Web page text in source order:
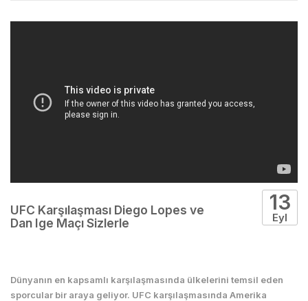
UFC Karşılaşması Diego Lopes ve
Dan Ige Maçı Sizlerle
13
Eyl
Dünyanın en kapsamlı karşılaşmasında ülkelerini temsil eden
sporcular bir araya geliyor. UFC karşılaşmasında Amerika